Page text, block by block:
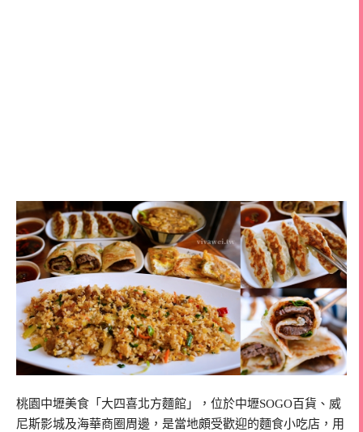
桃園中壢美食「大四喜北方麵館」，位於中壢SOGO百貨、威
尼斯影城及海華商圈周邊，是當地頗受歡迎的麵食小吃店，用